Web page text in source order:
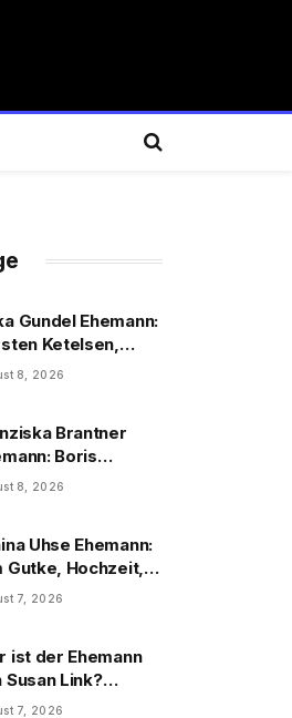
Gundel Ehemann:
Ketelsen,
& Kinder
8, 2026
Brantner
Boris
Tochter &
8, 2026
Uhse Ehemann:
Gutke, Hochzeit,
und Familie
7, 2026
ist der Ehemann
Susan Link?
Link, Beruf
7, 2026